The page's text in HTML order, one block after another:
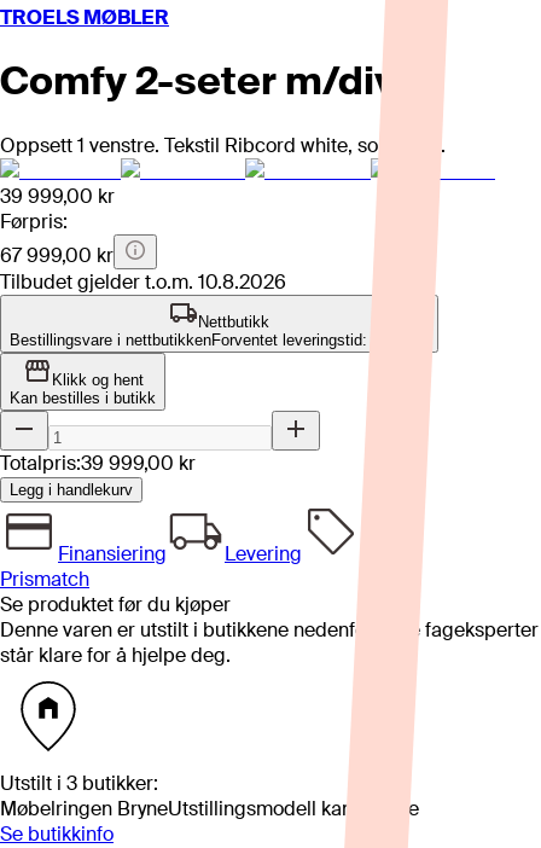
TROELS MØBLER
Comfy 2-seter m/divan
Oppsett 1 venstre. Tekstil Ribcord white, sorte ben.
39 999,00 kr
Førpris:
67 999,00 kr
Tilbudet gjelder t.o.m. 10.8.2026
Nettbutikk
Bestillingsvare i nettbutikkenForventet leveringstid: 4-8 uker
Klikk og hent
Kan bestilles i butikk
Totalpris:39 999,00 kr
Legg i handlekurv
Finansiering
Levering
Prismatch
Se produktet før du kjøper
Denne varen er utstilt i butikkene nedenfor. Våre fageksperter
står klare for å hjelpe deg.
Utstilt i 3 butikker:
Møbelringen BryneUtstillingsmodell kan variere
Se butikkinfo